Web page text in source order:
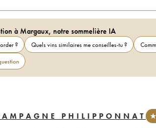
à Margaux, notre sommelière IA
? Quels vins similaires me conseilles-tu ?
PHILIPPONNAT
★